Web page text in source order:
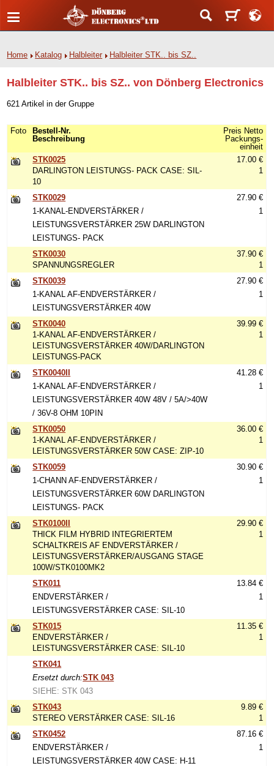
Home Katalog Halbleiter Halbleiter STK.. bis SZ..
Halbleiter STK.. bis SZ.. von Dönberg Electronics
621 Artikel in der Gruppe
Foto
Bestell-Nr.
Beschreibung
Preis Netto
Packungs-
einheit
STK0025
DARLINGTON LEISTUNGS- PACK CASE: SIL-
10
17.00 €
1
STK0029
1-KANAL-ENDVERSTÄRKER /
LEISTUNGSVERSTÄRKER 25W DARLINGTON
LEISTUNGS- PACK
27.90 €
1
STK0030
SPANNUNGSREGLER
37.90 €
1
STK0039
1-KANAL AF-ENDVERSTÄRKER /
LEISTUNGSVERSTÄRKER 40W
27.90 €
1
STK0040
1-KANAL AF-ENDVERSTÄRKER /
LEISTUNGSVERSTÄRKER 40W/DARLINGTON
LEISTUNGS-PACK
39.99 €
1
STK0040II
1-KANAL AF-ENDVERSTÄRKER /
LEISTUNGSVERSTÄRKER 40W 48V / 5A/>40W
/ 36V-8 OHM 10PIN
41.28 €
1
STK0050
1-KANAL AF-ENDVERSTÄRKER /
LEISTUNGSVERSTÄRKER 50W CASE: ZIP-10
36.00 €
1
STK0059
1-CHANN AF-ENDVERSTÄRKER /
LEISTUNGSVERSTÄRKER 60W DARLINGTON
LEISTUNGS- PACK
30.90 €
1
STK0100II
THICK FILM HYBRID INTEGRIERTEM
SCHALTKREIS AF ENDVERSTÄRKER /
LEISTUNGSVERSTÄRKER/AUSGANG STAGE
100W/STK0100MK2
29.90 €
1
STK011
ENDVERSTÄRKER /
LEISTUNGSVERSTÄRKER CASE: SIL-10
13.84 €
1
STK015
ENDVERSTÄRKER /
LEISTUNGSVERSTÄRKER CASE: SIL-10
11.35 €
1
STK041
Ersetzt durch:STK 043
SIEHE: STK 043
STK043
STEREO VERSTÄRKER CASE: SIL-16
9.89 €
1
STK0452
ENDVERSTÄRKER /
LEISTUNGSVERSTÄRKER 40W CASE: H-11
87.16 €
1